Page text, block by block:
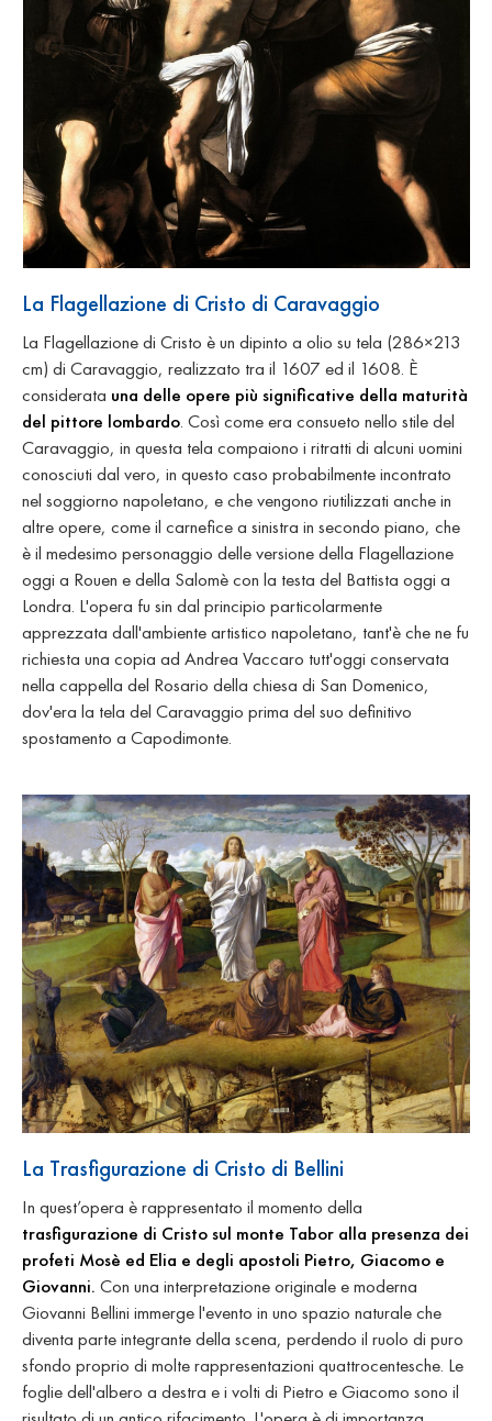
La Flagellazione di Cristo di Caravaggio
La Flagellazione di Cristo è un dipinto a olio su tela (286×213
cm) di Caravaggio, realizzato tra il 1607 ed il 1608. È
considerata una delle opere più significative della maturità
del pittore lombardo. Così come era consueto nello stile del
Caravaggio, in questa tela compaiono i ritratti di alcuni uomini
conosciuti dal vero, in questo caso probabilmente incontrato
nel soggiorno napoletano, e che vengono riutilizzati anche in
altre opere, come il carnefice a sinistra in secondo piano, che
è il medesimo personaggio delle versione della Flagellazione
oggi a Rouen e della Salomè con la testa del Battista oggi a
Londra. L'opera fu sin dal principio particolarmente
apprezzata dall'ambiente artistico napoletano, tant'è che ne fu
richiesta una copia ad Andrea Vaccaro tutt'oggi conservata
nella cappella del Rosario della chiesa di San Domenico,
dov'era la tela del Caravaggio prima del suo definitivo
spostamento a Capodimonte.
La Trasfigurazione di Cristo di Bellini
In quest’opera è rappresentato il momento della
trasfigurazione di Cristo sul monte Tabor alla presenza dei
profeti Mosè ed Elia e degli apostoli Pietro, Giacomo e
Giovanni. Con una interpretazione originale e moderna
Giovanni Bellini immerge l'evento in uno spazio naturale che
diventa parte integrante della scena, perdendo il ruolo di puro
sfondo proprio di molte rappresentazioni quattrocentesche. Le
foglie dell'albero a destra e i volti di Pietro e Giacomo sono il